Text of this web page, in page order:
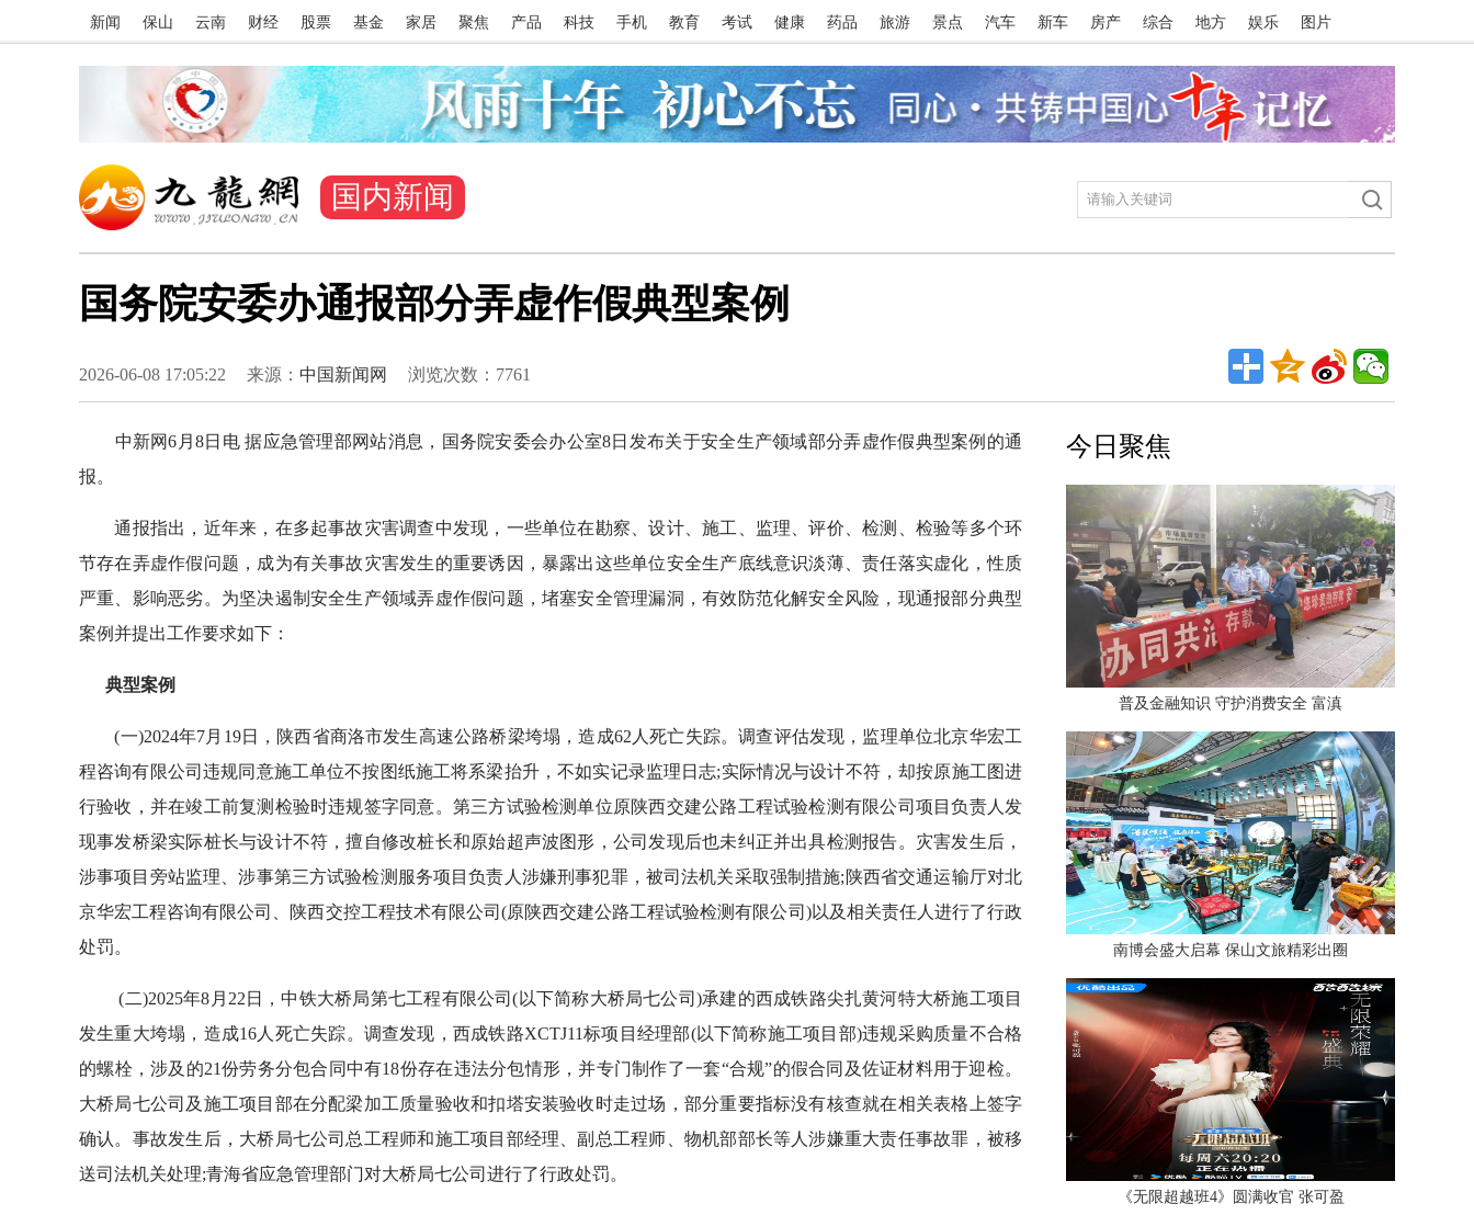
新闻 保山 云南 财经 股票 基金 家居 聚焦 产品 科技 手机 教育 考试 健康 药品 旅游 景点 汽车 新车 房产 综合 地方 娱乐 图片
国内新闻
国务院安委办通报部分弄虚作假典型案例
2026-06-08 17:05:22 来源： 中国新闻网 浏览次数： 7761
中新网6月8日电 据应急管理部网站消息，国务院安委会办公室8日发布关于安全生产领域部分弄虚作假典型案例的通
报。
通报指出，近年来，在多起事故灾害调查中发现，一些单位在勘察、设计、施工、监理、评价、检测、检验等多个环
节存在弄虚作假问题，成为有关事故灾害发生的重要诱因，暴露出这些单位安全生产底线意识淡薄、责任落实虚化，性质
严重、影响恶劣。为坚决遏制安全生产领域弄虚作假问题，堵塞安全管理漏洞，有效防范化解安全风险，现通报部分典型
案例并提出工作要求如下：
典型案例
(一)2024年7月19日，陕西省商洛市发生高速公路桥梁垮塌，造成62人死亡失踪。调查评估发现，监理单位北京华宏工
程咨询有限公司违规同意施工单位不按图纸施工将系梁抬升，不如实记录监理日志;实际情况与设计不符，却按原施工图进
行验收，并在竣工前复测检验时违规签字同意。第三方试验检测单位原陕西交建公路工程试验检测有限公司项目负责人发
现事发桥梁实际桩长与设计不符，擅自修改桩长和原始超声波图形，公司发现后也未纠正并出具检测报告。灾害发生后，
涉事项目旁站监理、涉事第三方试验检测服务项目负责人涉嫌刑事犯罪，被司法机关采取强制措施;陕西省交通运输厅对北
京华宏工程咨询有限公司、陕西交控工程技术有限公司(原陕西交建公路工程试验检测有限公司)以及相关责任人进行了行政
处罚。
(二)2025年8月22日，中铁大桥局第七工程有限公司(以下简称大桥局七公司)承建的西成铁路尖扎黄河特大桥施工项目
发生重大垮塌，造成16人死亡失踪。调查发现，西成铁路XCTJ11标项目经理部(以下简称施工项目部)违规采购质量不合格
的螺栓，涉及的21份劳务分包合同中有18份存在违法分包情形，并专门制作了一套“合规”的假合同及佐证材料用于迎检。
大桥局七公司及施工项目部在分配梁加工质量验收和扣塔安装验收时走过场，部分重要指标没有核查就在相关表格上签字
确认。事故发生后，大桥局七公司总工程师和施工项目部经理、副总工程师、物机部部长等人涉嫌重大责任事故罪，被移
送司法机关处理;青海省应急管理部门对大桥局七公司进行了行政处罚。
今日聚焦
普及金融知识 守护消费安全 富滇
南博会盛大启幕 保山文旅精彩出圈
《无限超越班4》圆满收官 张可盈